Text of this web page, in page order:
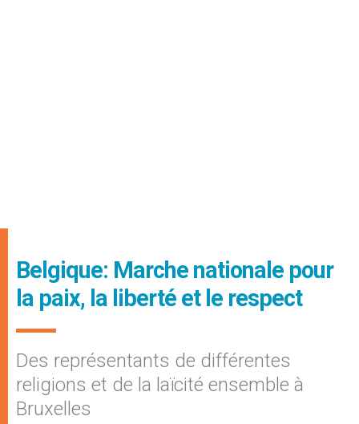
Belgique: Marche nationale pour
la paix, la liberté et le respect
Des représentants de différentes
religions et de la laïcité ensemble à
Bruxelles